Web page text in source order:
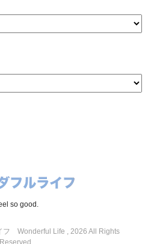
so good.
フ Wonderful Life , 2026 All Rights
Reserved.